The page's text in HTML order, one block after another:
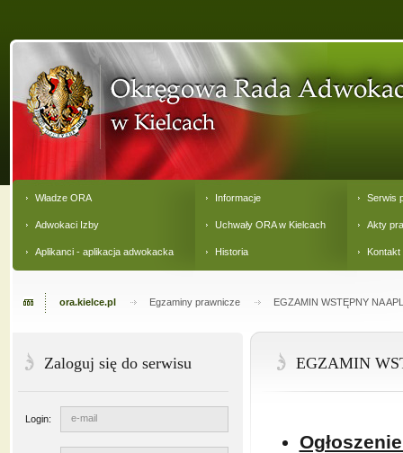
Władze ORA
Adwokaci Izby
Aplikanci - aplikacja adwokacka
Informacje
Uchwały ORA w Kielcach
Historia
Serwis
Akty
Kontakt
ora.kielce.pl Egzaminy prawnicze EGZAMIN WSTĘPNY NA
EGZAMIN
Zaloguj się do serwisu
Login: